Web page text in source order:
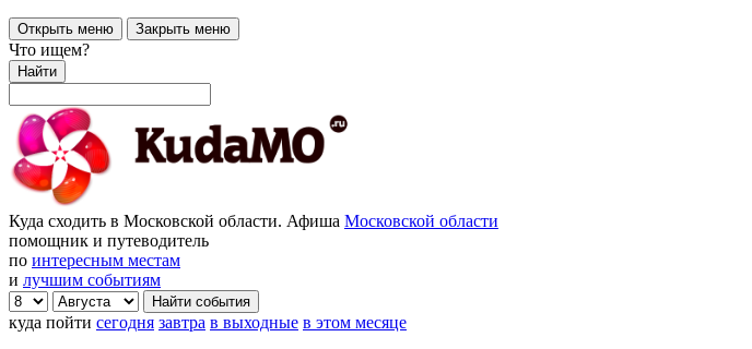
Открыть меню Закрыть меню
Что ищем?
Найти
Куда сходить в Московской области. Афиша Московской области
помощник и путеводитель
по интересным местам
и лучшим событиям
куда пойти сегодня завтра в выходные в этом месяце